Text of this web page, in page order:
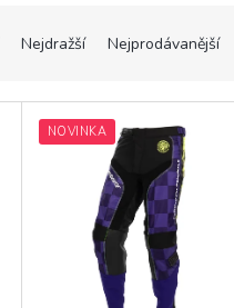
Nejdražší Nejprodávanější
NOVINKA